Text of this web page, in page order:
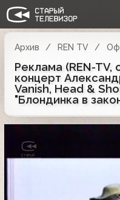
Архив REN TV
Реклама (REN-TV,
концерт
Vanish, Head &
"Блондинка в